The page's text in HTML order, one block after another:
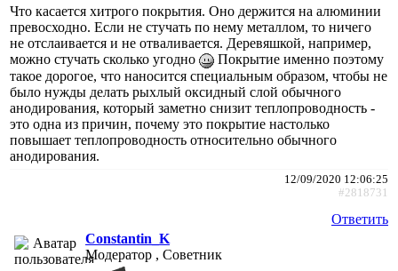
Что касается хитрого покрытия. Оно держится на алюминии
превосходно. Если не стучать по нему металлом, то ничего
не отслаивается и не отваливается. Деревяшкой, например,
можно стучать сколько угодно
Покрытие именно поэтому
такое дорогое, что наносится специальным образом, чтобы не
было нужды делать рыхлый оксидный слой обычного
анодирования, который заметно снизит теплопроводность -
это одна из причин, почему это покрытие настолько
повышает теплопроводность относительно обычного
анодирования.
12/09/2020 12:06:25
#2818731
Ответить
Constantin_K
Модератор , Советник